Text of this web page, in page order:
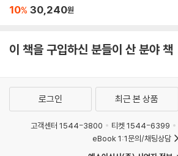
어휘 따라 쓰기
10% 30,240원
이 책을 구입하신 분들이 산 분야 책
로그인 최근 본 상품
고객센터 1544-3800 티켓 1544-6399
eBook 1:1문의/채팅상담